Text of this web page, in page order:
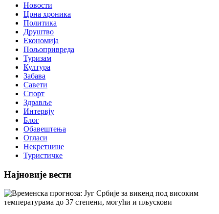
Новости
Црна хроника
Политика
Друштво
Економија
Пољопривреда
Туризам
Култура
Забава
Савети
Спорт
Здравље
Интервју
Блог
Обавештења
Огласи
Некретнине
Туристичке
Најновије вести